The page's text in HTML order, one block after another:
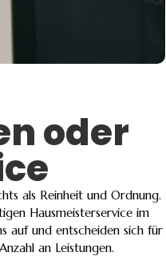
oder
als Reinheit und Ordnung.
Hausmeisterservice im
auf und entscheiden sich für
an Leistungen.